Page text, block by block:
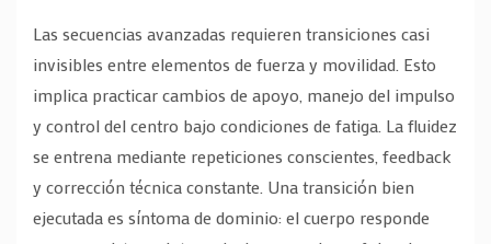
Las secuencias avanzadas requieren transiciones casi
invisibles entre elementos de fuerza y movilidad. Esto
implica practicar cambios de apoyo, manejo del impulso
y control del centro bajo condiciones de fatiga. La fluidez
se entrena mediante repeticiones conscientes, feedback
y corrección técnica constante. Una transición bien
ejecutada es síntoma de dominio: el cuerpo responde